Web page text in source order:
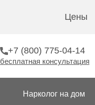
Цены
+7 (800) 775-04-14
бесплатная консультация
Нарколог на дом